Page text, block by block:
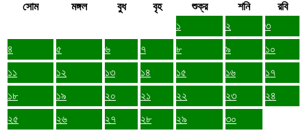
সোম মঙ্গল বুধ বৃহ শুক্র শনি
রবি
১
২
৩
৪
৫ ৬ ৭ ৮ ৯
১০
১১
১২ ১৩ ১৪ ১৫ ১৬
১৭
১৮
১৯ ২০ ২১ ২২ ২৩
২৪
২৫
২৬ ২৭ ২৮ ২৯
৩০